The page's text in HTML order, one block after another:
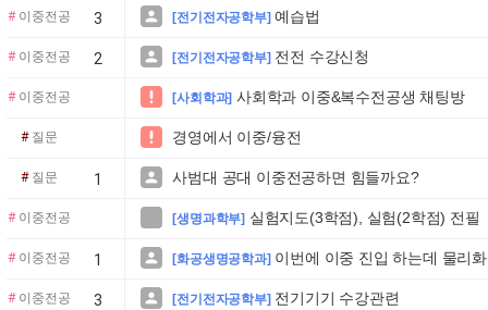
#이중전공 3  [전기전자공학부]예습법
#이중전공 2  [전기전자공학부]전전 수강신청
#이중전공  [사회학과] 사회학과 이중&복수전공생 채팅방
#질문  경영에서 이중/융전
#질문 1  사범대 공대 이중전공하면 힘들까요?
#이중전공 [생명과학부]실험지도(3학점), 실험(2학점) 전필
#이중전공 1  [화공생명공학과]이번에 이중 진입 하는데 물리
#이중전공 3  [전기전자공학부]전기기기 수강관련